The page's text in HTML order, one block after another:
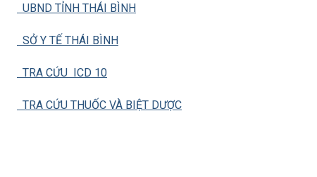
UBND TỈNH THÁI BÌNH
SỞ Y TẾ THÁI BÌNH
TRA CỨU ICD 10
TRA CỨU THUỐC VÀ BIỆT DƯỢC